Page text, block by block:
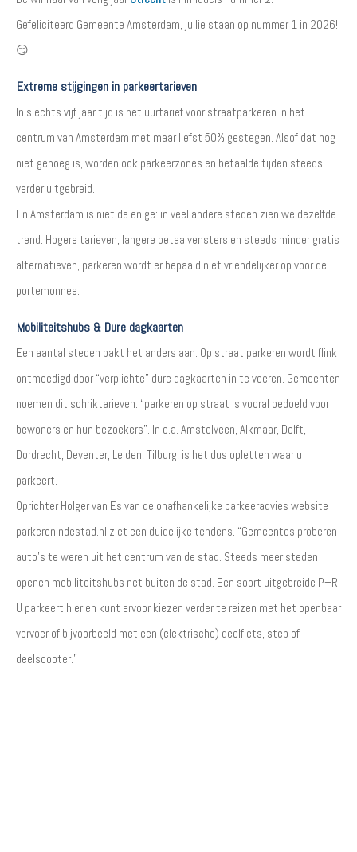
Gefeliciteerd Gemeente Amsterdam, jullie staan op nummer 1 in 2026!
😏
Extreme stijgingen in parkeertarieven
In slechts vijf jaar tijd is het uurtarief voor straatparkeren in het
centrum van Amsterdam met maar liefst 50% gestegen. Alsof dat nog
niet genoeg is, worden ook parkeerzones en betaalde tijden steeds
verder uitgebreid.
En Amsterdam is niet de enige: in veel andere steden zien we dezelfde
trend. Hogere tarieven, langere betaalvensters en steeds minder gratis
alternatieven, parkeren wordt er bepaald niet vriendelijker op voor de
portemonnee.
Mobiliteitshubs & Dure dagkaarten
Een aantal steden pakt het anders aan. Op straat parkeren wordt flink
ontmoedigd door “verplichte” dure dagkaarten in te voeren. Gemeenten
noemen dit schriktarieven: “parkeren op straat is vooral bedoeld voor
bewoners en hun bezoekers”. In o.a. Amstelveen, Alkmaar, Delft,
Dordrecht, Deventer, Leiden, Tilburg, is het dus opletten waar u
parkeert.
Oprichter Holger van Es van de onafhankelijke parkeeradvies website
parkerenindestad.nl ziet een duidelijke tendens. “Gemeentes proberen
auto’s te weren uit het centrum van de stad. Steeds meer steden
openen mobiliteitshubs net buiten de stad. Een soort uitgebreide P+R.
U parkeert hier en kunt ervoor kiezen verder te reizen met het openbaar
vervoer of bijvoorbeeld met een (elektrische) deelfiets, step of
deelscooter.”